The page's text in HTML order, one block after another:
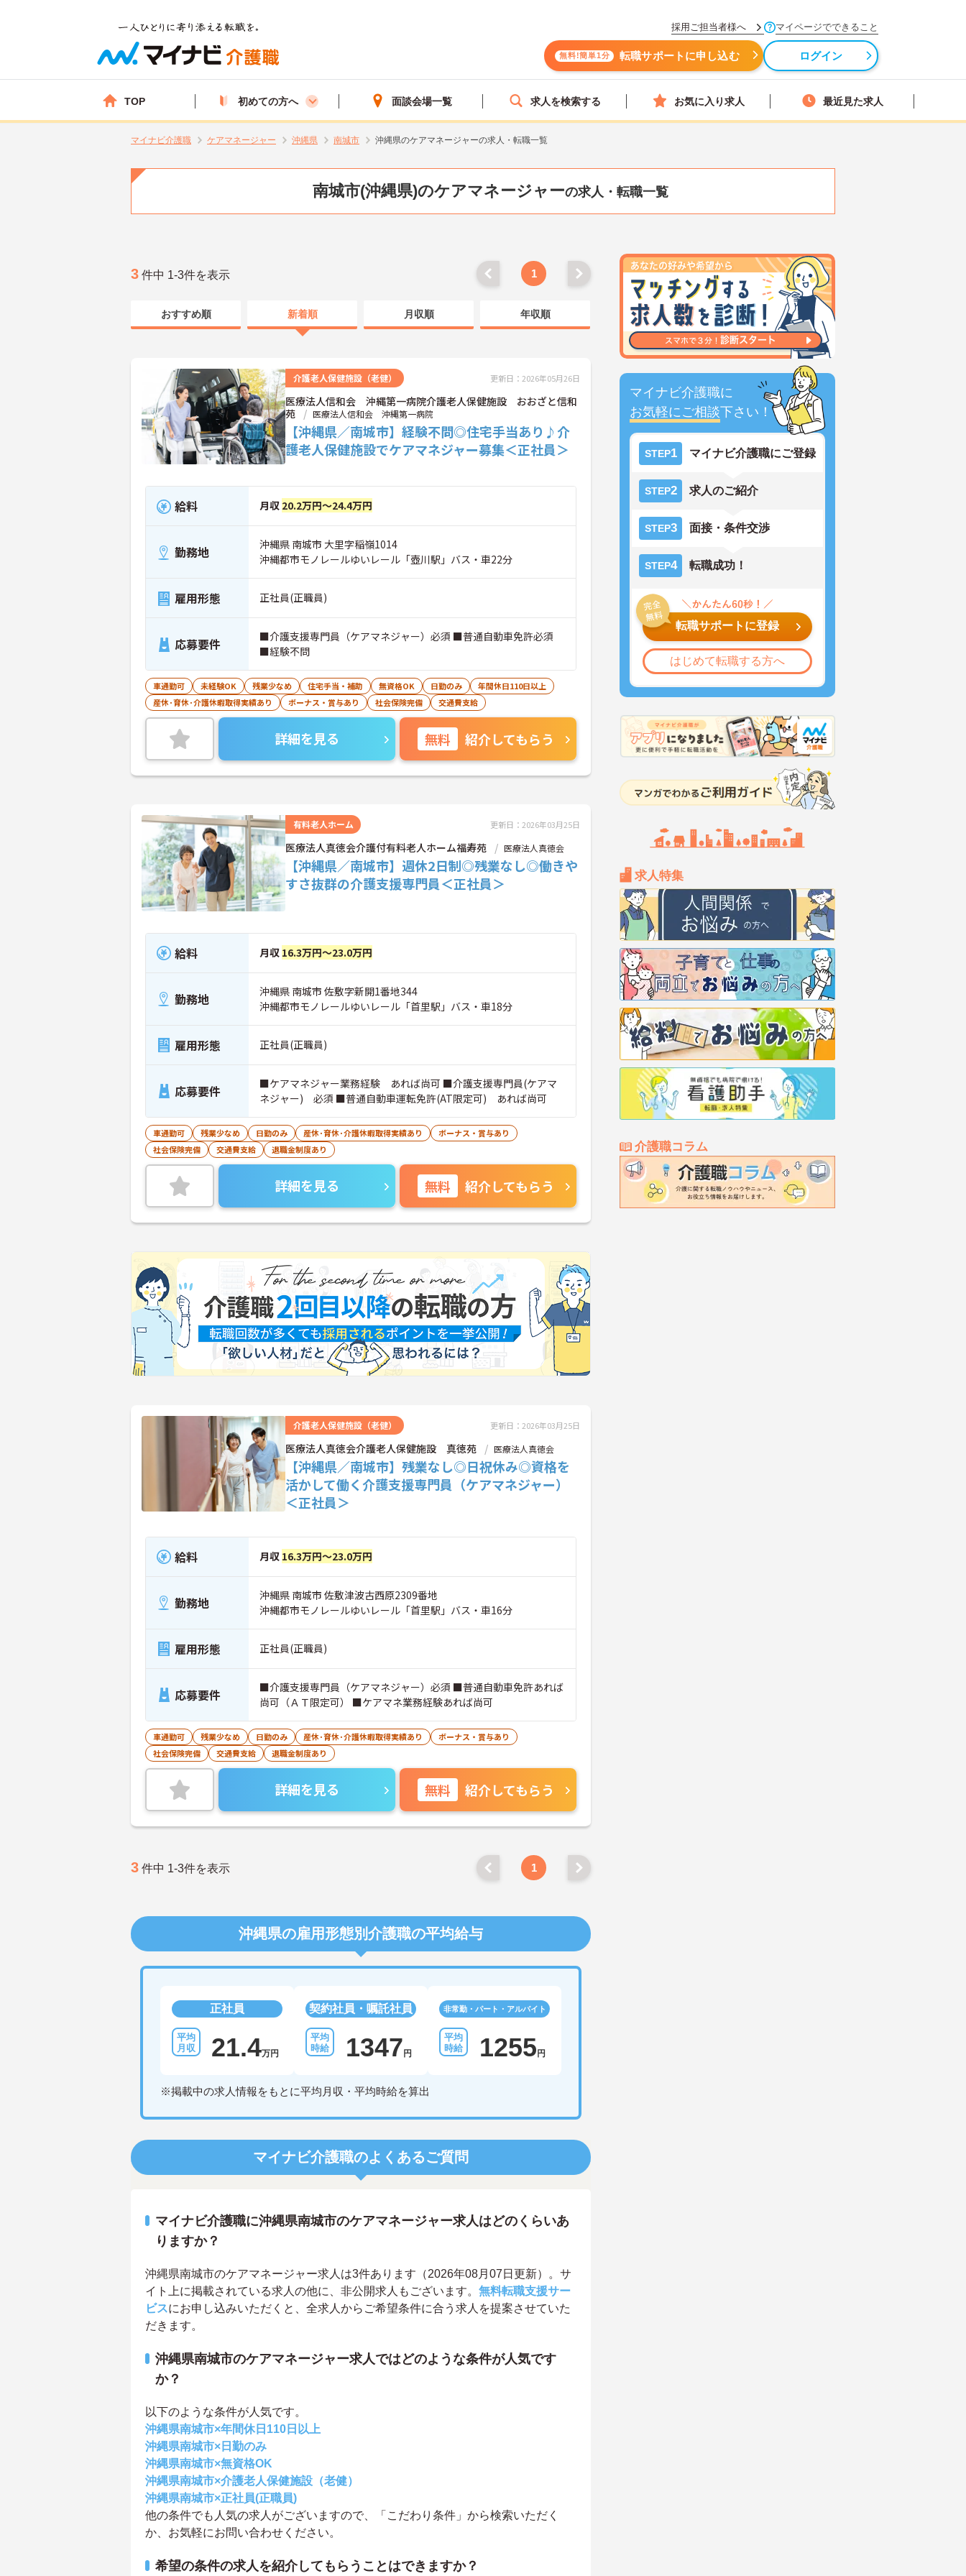
採用ご担当者様へ マイページでできること
無料!簡単1分 転職サポートに申し込む ログイン
TOP 初めての方へ 面談会場一覧 求人を検索する お気に入り求人 最近見た求人
マイナビ介護職 ケアマネージャー 沖縄県 南城市 沖縄県のケアマネージャーの求人・転職一覧
南城市(沖縄県)のケアマネージャーの求人・転職一覧
マイナビ介護職に
お気軽にご相談下さい！
STEP1 マイナビ介護職にご登録
STEP2 求人のご紹介
STEP3 面接・条件交渉
STEP4 転職成功！
転職サポートに登録
はじめて転職する方へ
求人特集
介護職コラム
3 件中 1-3件を表示 1
おすすめ順 新着順 月収順 年収順
介護老人保健施設（老健） 更新日：2026年05月26日
医療法人信和会 沖縄第一病院介護老人保健施設 おおざと信和
苑
医療法人信和会 沖縄第一病院
【沖縄県／南城市】経験不問◎住宅手当あり♪介
護老人保健施設でケアマネジャー募集＜正社員＞
給料 月収 20.2万円～24.4万円
勤務地
沖縄県 南城市 大里字稲嶺1014
沖縄都市モノレールゆいレール「壺川駅」バス・車22分
雇用形態 正社員(正職員)
応募要件
■介護支援専門員（ケアマネジャー）必須 ■普通自動車免許必須
■経験不問
車通勤可 未経験OK 残業少なめ 住宅手当・補助 無資格OK 日勤のみ
年間休日110日以上
産休･育休･介護休暇取得実績あり
ボーナス・賞与あり 社会保険完備 交通費支給
詳細を見る 無料 紹介してもらう
有料老人ホーム 更新日：2026年03月25日
医療法人真徳会介護付有料老人ホーム福寿苑 医療法人真徳会
【沖縄県／南城市】週休2日制◎残業なし◎働きや
すさ抜群の介護支援専門員＜正社員＞
給料 月収 16.3万円～23.0万円
勤務地
沖縄県 南城市 佐敷字新開1番地344
沖縄都市モノレールゆいレール「首里駅」バス・車18分
雇用形態 正社員(正職員)
応募要件
■ケアマネジャー業務経験 あれば尚可 ■介護支援専門員(ケアマ
ネジャー) 必須 ■普通自動車運転免許(AT限定可) あれば尚可
車通勤可 残業少なめ 日勤のみ 産休･育休･介護休暇取得実績あり
ボーナス・賞与あり
社会保険完備
交通費支給 退職金制度あり
詳細を見る 無料 紹介してもらう
介護老人保健施設（老健） 更新日：2026年03月25日
医療法人真徳会介護老人保健施設 真徳苑 医療法人真徳会
【沖縄県／南城市】残業なし◎日祝休み◎資格を
活かして働く介護支援専門員（ケアマネジャー）
＜正社員＞
給料 月収 16.3万円～23.0万円
勤務地
沖縄県 南城市 佐敷津波古西原2309番地
沖縄都市モノレールゆいレール「首里駅」バス・車16分
雇用形態 正社員(正職員)
応募要件
■介護支援専門員（ケアマネジャー）必須 ■普通自動車免許あれば
尚可（ＡＴ限定可） ■ケアマネ業務経験あれば尚可
車通勤可 残業少なめ 日勤のみ 産休･育休･介護休暇取得実績あり
ボーナス・賞与あり
社会保険完備
交通費支給 退職金制度あり
詳細を見る 無料 紹介してもらう
3 件中 1-3件を表示 1
沖縄県の雇用形態別介護職の平均給与
正社員
21.4万円
契約社員・嘱託社員
1347円
非常勤・パート・アルバイト
1255円
※掲載中の求人情報をもとに平均月収・平均時給を算出
マイナビ介護職のよくあるご質問
マイナビ介護職に沖縄県南城市のケアマネージャー求人はどのくらいあ
りますか？
沖縄県南城市のケアマネージャー求人は3件あります（2026年08月07日更新）。サ
イト上に掲載されている求人の他に、非公開求人もございます。 無料転職支援サー
ビスにお申し込みいただくと、全求人からご希望条件に合う求人を提案させていた
だきます。
沖縄県南城市のケアマネージャー求人ではどのような条件が人気です
か？
以下のような条件が人気です。
沖縄県南城市×年間休日110日以上
沖縄県南城市×日勤のみ
沖縄県南城市×無資格OK
沖縄県南城市×介護老人保健施設（老健）
沖縄県南城市×正社員(正職員)
他の条件でも人気の求人がございますので、「こだわり条件」から検索いただく
か、お気軽にお問い合わせください。
希望の条件の求人を紹介してもらうことはできますか？